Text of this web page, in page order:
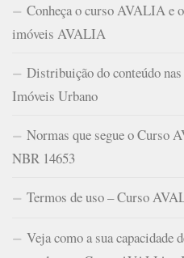
Conheça o curso AVALIA e
imóveis AVALIA
Distribuição do conteúdo
Imóveis Urbano
Normas que segue o Curso
NBR 14653
Termos de uso – Curso
Veja como a sua capacidade